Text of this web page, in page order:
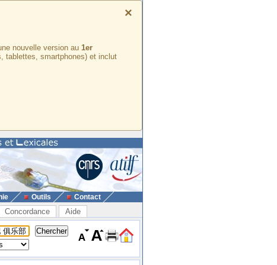
×
nouvelle version au 1er
tablettes, smartphones) et inclut
Outils Contact
Concordance Aide